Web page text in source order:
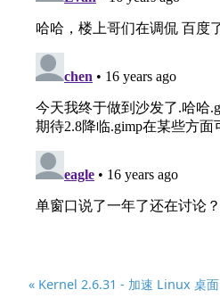
« Kernel 2.6.31 - 加速 Linux 桌面